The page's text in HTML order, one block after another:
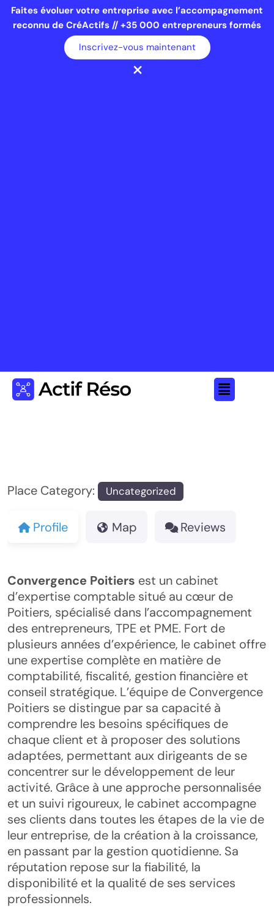
Faites évoluer votre entreprise avec l’accompagnement
reconnu de CréActifs // +35 000 entrepreneurs formés
Inscrivez-vous maintenant
Place Category: Uncategorized
Profile Map Reviews
Convergence Poitiers est un cabinet
d’expertise comptable situé au cœur de
Poitiers, spécialisé dans l’accompagnement
des entrepreneurs, TPE et PME. Fort de
plusieurs années d’expérience, le cabinet offre
une expertise complète en matière de
comptabilité, fiscalité, gestion financière et
conseil stratégique. L’équipe de Convergence
Poitiers se distingue par sa capacité à
comprendre les besoins spécifiques de
chaque client et à proposer des solutions
adaptées, permettant aux dirigeants de se
concentrer sur le développement de leur
activité. Grâce à une approche personnalisée
et un suivi rigoureux, le cabinet accompagne
ses clients dans toutes les étapes de la vie de
leur entreprise, de la création à la croissance,
en passant par la gestion quotidienne. Sa
réputation repose sur la fiabilité, la
disponibilité et la qualité de ses services
professionnels.